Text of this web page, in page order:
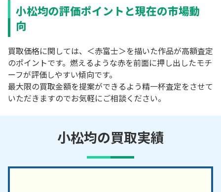
小松均の評価ポイントと現在の市場動
向
買取価格に関しては、＜赤富士＞を描いた作品が高額査定
のポイントです。燃えるような赤を前面に押し出したモチ
ーフが評価しやすい傾向です。
最大限の買取金額を提案ができるよう精一杯査定をさせて
いただきますのでお気軽にご相談ください。
小松均の買取実績